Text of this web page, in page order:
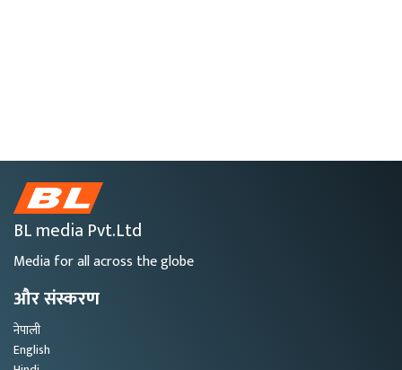
BL media Pvt.Ltd
Media for all across the globe
और संस्करण
नेपाली
English